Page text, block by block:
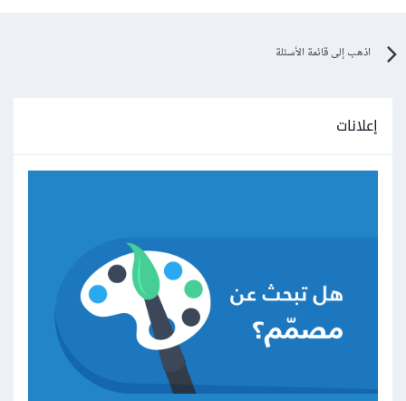
اذهب إلى قائمة الأسئلة
إعلانات